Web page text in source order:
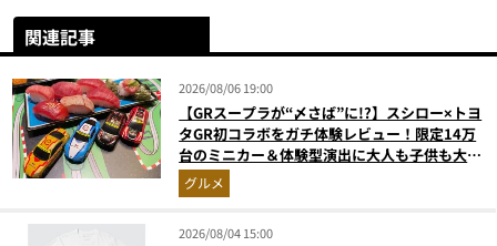
関連記事
2026/08/06 19:00
【GRスープラが“〆さば”に!?】スシロー×トヨ
タGR初コラボをガチ体験レビュー！限定14万
台のミニカー＆体験型演出に大人も子供も大興
奮間違いなし
グルメ
2026/08/04 15:00